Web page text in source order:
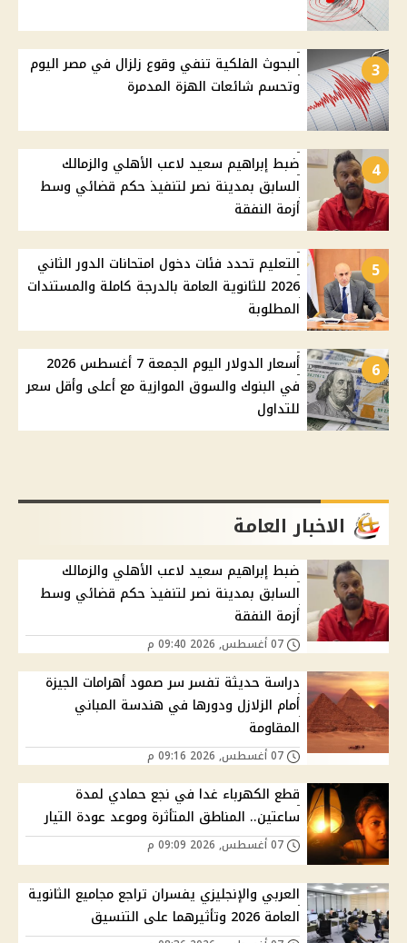
3
البحوث الفلكية تنفي وقوع زلزال في مصر اليوم
وتحسم شائعات الهزة المدمرة
4
ضبط إبراهيم سعيد لاعب الأهلي والزمالك
السابق بمدينة نصر لتنفيذ حكم قضائي وسط
أزمة النفقة
5
التعليم تحدد فئات دخول امتحانات الدور الثاني
2026 للثانوية العامة بالدرجة كاملة والمستندات
المطلوبة
6
أسعار الدولار اليوم الجمعة 7 أغسطس 2026
في البنوك والسوق الموازية مع أعلى وأقل سعر
للتداول
الاخبار العامة
ضبط إبراهيم سعيد لاعب الأهلي والزمالك
السابق بمدينة نصر لتنفيذ حكم قضائي وسط
أزمة النفقة
دراسة حديثة تفسر سر صمود أهرامات الجيزة
أمام الزلازل ودورها في هندسة المباني
المقاومة
قطع الكهرباء غدا في نجع حمادي لمدة
ساعتين.. المناطق المتأثرة وموعد عودة التيار
العربي والإنجليزي يفسران تراجع مجاميع الثانوية
العامة 2026 وتأثيرهما على التنسيق